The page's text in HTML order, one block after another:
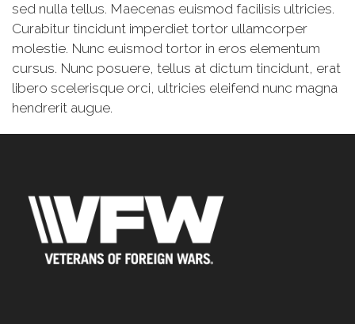
sed nulla tellus. Maecenas euismod facilisis ultricies.
Curabitur tincidunt imperdiet tortor ullamcorper
molestie. Nunc euismod tortor in eros elementum
cursus. Nunc posuere, tellus at dictum tincidunt, erat
libero scelerisque orci, ultricies eleifend nunc magna
hendrerit augue.